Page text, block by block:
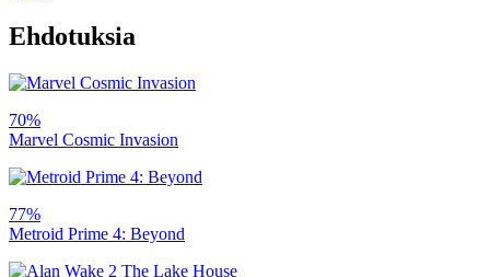
Ehdotuksia
70%
Marvel Cosmic Invasion
77%
Metroid Prime 4: Beyond